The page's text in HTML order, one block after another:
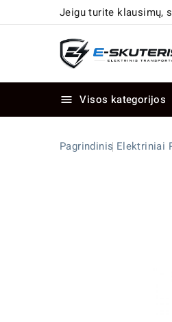
Jeigu turite klausimų,
 Visos kategorijos
Pagrindinis Elektriniai